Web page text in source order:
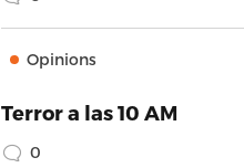
Opinions
Terror a las 10 AM
0